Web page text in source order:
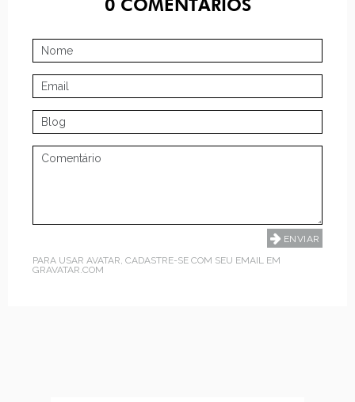
0COMENTÁRIOS
PARA USAR AVATAR, CADASTRE-SE COM SEU EMAIL EM
GRAVATAR.COM